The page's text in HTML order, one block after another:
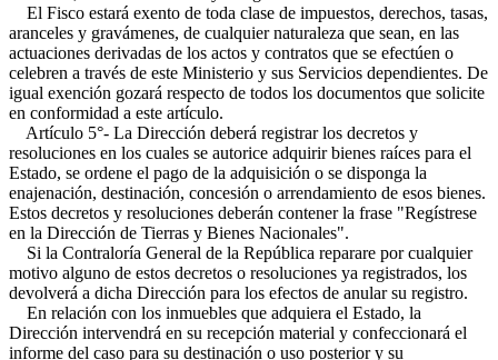
El Fisco estará exento de toda clase de impuestos, derechos, tasas,
aranceles y gravámenes, de cualquier naturaleza que sean, en las
actuaciones derivadas de los actos y contratos que se efectúen o
celebren a través de este Ministerio y sus Servicios dependientes. De
igual exención gozará respecto de todos los documentos que solicite
en conformidad a este artículo.
Artículo 5°- La Dirección deberá registrar los decretos y
resoluciones en los cuales se autorice adquirir bienes raíces para el
Estado, se ordene el pago de la adquisición o se disponga la
enajenación, destinación, concesión o arrendamiento de esos bienes.
Estos decretos y resoluciones deberán contener la frase "Regístrese
en la Dirección de Tierras y Bienes Nacionales".
Si la Contraloría General de la República reparare por cualquier
motivo alguno de estos decretos o resoluciones ya registrados, los
devolverá a dicha Dirección para los efectos de anular su registro.
En relación con los inmuebles que adquiera el Estado, la
Dirección intervendrá en su recepción material y confeccionará el
informe del caso para su destinación o uso posterior y su